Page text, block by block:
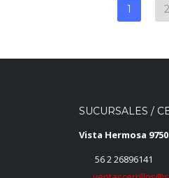
1 2
SUCURSALES /
Vista Hermosa 9750
56 2 26896141